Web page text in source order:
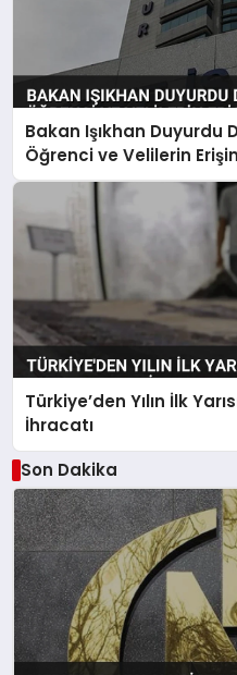
Bakan Işıkhan Duyurdu
Öğrenci ve Velilerin
Türkiye’den Yılın İlk
İhracatı
Son Dakika